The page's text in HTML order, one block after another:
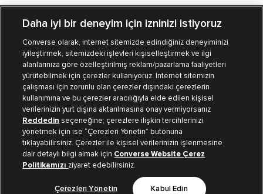
Mağazalarımız Sipariş Takibi
Müşteri İlişkileri
Koleksiyon
Kurumsal
Bizi Takip Et
Daha iyi bir deneyim için izninizi istiyoruz
Converse olarak, internet sitemizde edindiğiniz deneyiminizi
iyileştirmek, sitemizdeki işlevleri kişiselleştirmek ve ilgi
alanlarınıza göre özelleştirilmiş reklam/pazarlama faaliyetleri
yürütebilmek için çerezler kullanıyoruz. İnternet sitemizin
çalışması için zorunlu olan çerezler dışındaki çerezlerin
kullanımına ve bu çerezler aracılığıyla elde edilen kişisel
verilerinizin yurt dışına aktarılmasına onay vermiyorsanız
Reddedin seçeneğine; çerezlere ilişkin tercihlerinizi
yönetmek için ise “Çerezleri Yönetin” butonuna
tıklayabilirsiniz. Çerezler ile kişisel verilerinizin işlenmesine
dair detaylı bilgi almak için Converse Website Çerez
Politikamızı ziyaret edebilirsiniz.
Çerezleri Yönetin Kabul Edin